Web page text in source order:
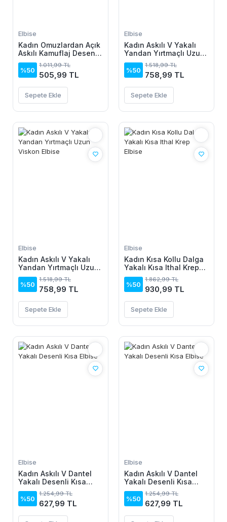
Elbise
Kadın Omuzlardan Açık
Askılı Kamuflaj Desenli
Kısa Süprem Elbise
%50
1.011,99 TL
505,99 TL
Sepete Ekle
Elbise
Kadın Askılı V Yakalı
Yandan Yırtmaçlı Uzun
Viskon Elbise
%50
1.518,99 TL
758,99 TL
Sepete Ekle
Elbise
Kadın Askılı V Yakalı
Yandan Yırtmaçlı Uzun
Viskon Elbise
%50
1.518,99 TL
758,99 TL
Sepete Ekle
Elbise
Kadın Kısa Kollu Dalga
Yakalı Kısa Ithal Krep
Elbise
%50
1.862,99 TL
930,99 TL
Sepete Ekle
Elbise
Kadın Askılı V Dantel
Yakalı Desenli Kısa
Elbise
%50
1.254,99 TL
627,99 TL
Elbise
Kadın Askılı V Dantel
Yakalı Desenli Kısa
Elbise
%50
1.254,99 TL
627,99 TL